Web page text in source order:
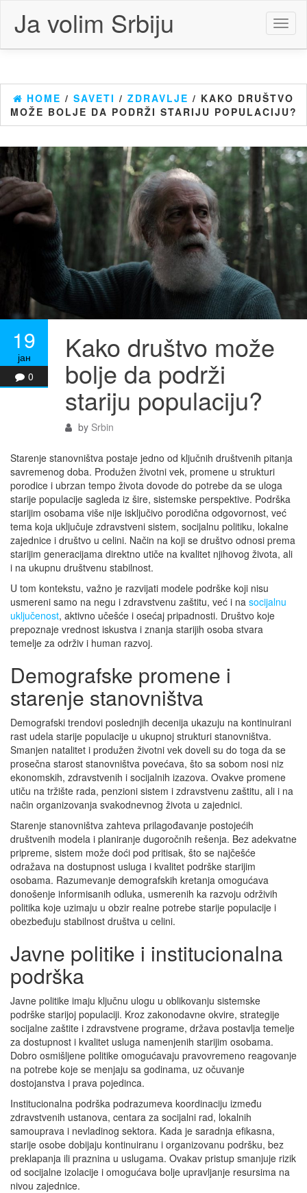
content
Ja volim Srbiju
HOME / SAVETI / ZDRAVLJE / KAKO DRUŠTVO
MOŽE BOLJE DA PODRŽI STARIJU POPULACIJU?
19
јан
0
Kako društvo može
bolje da podrži
stariju populaciju?
by Srbin
Starenje stanovništva postaje jedno od ključnih društvenih pitanja
savremenog doba. Produžen životni vek, promene u strukturi
porodice i ubrzan tempo života dovode do potrebe da se uloga
starije populacije sagleda iz šire, sistemske perspektive. Podrška
starijim osobama više nije isključivo porodična odgovornost, već
tema koja uključuje zdravstveni sistem, socijalnu politiku, lokalne
zajednice i društvo u celini. Način na koji se društvo odnosi prema
starijim generacijama direktno utiče na kvalitet njihovog života, ali
i na ukupnu društvenu stabilnost.
U tom kontekstu, važno je razvijati modele podrške koji nisu
usmereni samo na negu i zdravstvenu zaštitu, već i na socijalnu
uključenost, aktivno učešće i osećaj pripadnosti. Društvo koje
prepoznaje vrednost iskustva i znanja starijih osoba stvara
temelje za održiv i human razvoj.
Demografske promene i
starenje stanovništva
Demografski trendovi poslednjih decenija ukazuju na kontinuirani
rast udela starije populacije u ukupnoj strukturi stanovništva.
Smanjen natalitet i produžen životni vek doveli su do toga da se
prosečna starost stanovništva povećava, što sa sobom nosi niz
ekonomskih, zdravstvenih i socijalnih izazova. Ovakve promene
utiču na tržište rada, penzioni sistem i zdravstvenu zaštitu, ali i na
način organizovanja svakodnevnog života u zajednici.
Starenje stanovništva zahteva prilagođavanje postojećih
društvenih modela i planiranje dugoročnih rešenja. Bez adekvatne
pripreme, sistem može doći pod pritisak, što se najčešće
odražava na dostupnost usluga i kvalitet podrške starijim
osobama. Razumevanje demografskih kretanja omogućava
donošenje informisanih odluka, usmerenih ka razvoju održivih
politika koje uzimaju u obzir realne potrebe starije populacije i
obezbeđuju stabilnost društva u celini.
Javne politike i institucionalna
podrška
Javne politike imaju ključnu ulogu u oblikovanju sistemske
podrške starijoj populaciji. Kroz zakonodavne okvire, strategije
socijalne zaštite i zdravstvene programe, država postavlja temelje
za dostupnost i kvalitet usluga namenjenih starijim osobama.
Dobro osmišljene politike omogućavaju pravovremeno reagovanje
na potrebe koje se menjaju sa godinama, uz očuvanje
dostojanstva i prava pojedinca.
Institucionalna podrška podrazumeva koordinaciju između
zdravstvenih ustanova, centara za socijalni rad, lokalnih
samouprava i nevladinog sektora. Kada je saradnja efikasna,
starije osobe dobijaju kontinuiranu i organizovanu podršku, bez
preklapanja ili praznina u uslugama. Ovakav pristup smanjuje rizik
od socijalne izolacije i omogućava bolje upravljanje resursima na
nivou zajednice.